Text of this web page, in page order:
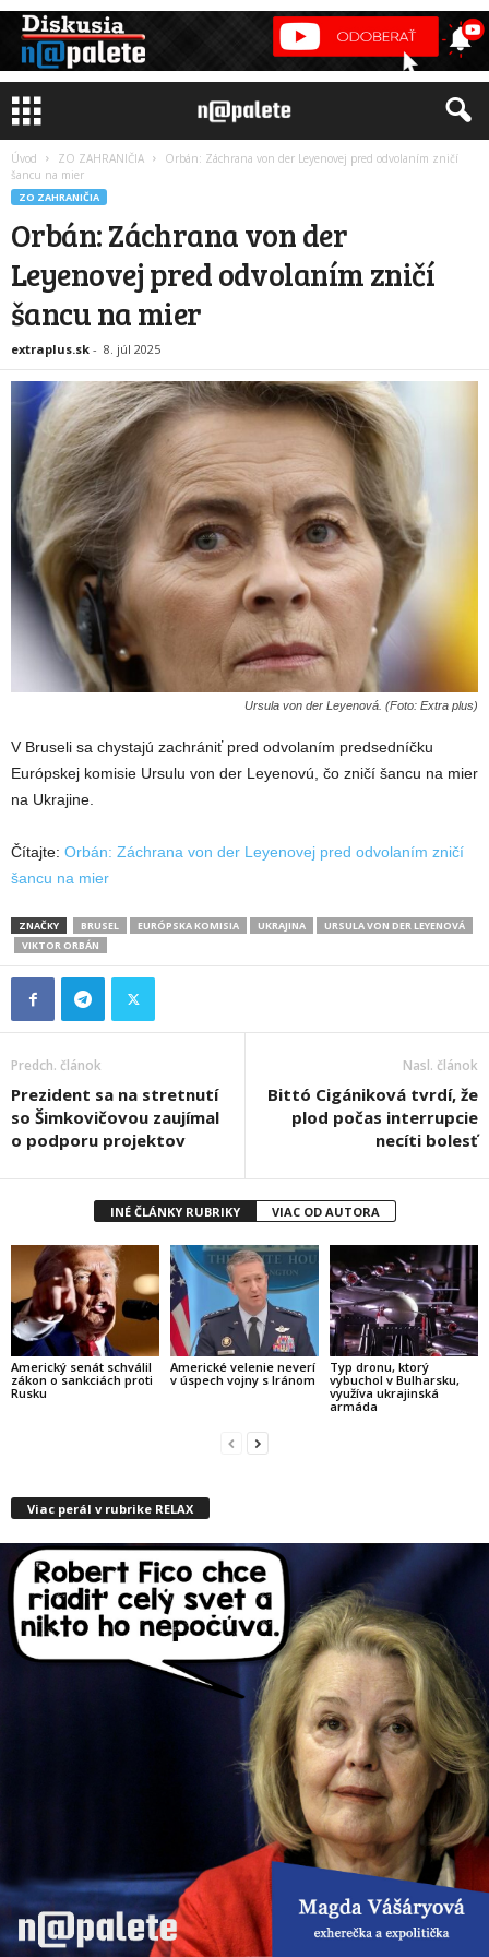
Úvod ZO ZAHRANIČIA
Orbán: Záchrana von der Leyenovej pred odvolaním zničí
šancu na mier
ZO ZAHRANIČIA
Orbán: Záchrana von der
Leyenovej pred odvolaním zničí
šancu na mier
extraplus.sk - 8. júl 2025
Ursula von der Leyenová. (Foto: Extra plus)
V Bruseli sa chystajú zachrániť pred odvolaním predsedníčku
Európskej komisie Ursulu von der Leyenovú, čo zničí šancu na mier
na Ukrajine.
Čítajte: Orbán: Záchrana von der Leyenovej pred odvolaním zničí
šancu na mier
ZNAČKY BRUSEL EURÓPSKA KOMISIA UKRAJINA
URSULA VON DER LEYENOVÁ
VIKTOR ORBÁN
Predch. článok
Prezident sa na stretnutí
so Šimkovičovou zaujímal
o podporu projektov
Nasl. článok
Bittó Cigániková tvrdí, že
plod počas interrupcie
necíti bolesť
INÉ ČLÁNKY RUBRIKY VIAC OD AUTORA
Americký senát schválil
zákon o sankciách proti
Rusku
Americké velenie neverí
v úspech vojny s Iránom
Typ dronu, ktorý
vybuchol v Bulharsku,
využíva ukrajinská
armáda
Viac perál v rubrike RELAX